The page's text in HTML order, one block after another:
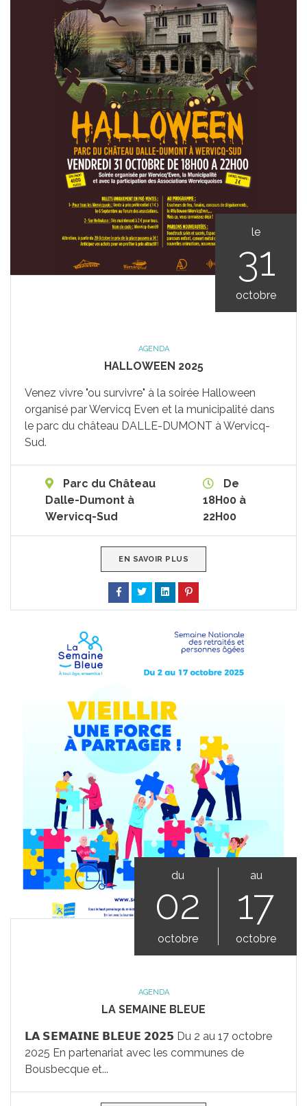
le
31
octobre
AGENDA
HALLOWEEN 2025
Venez vivre "ou survivre" à la soirée Halloween
organisé par Wervicq Even et la municipalité dans
le parc du château DALLE-DUMONT à Wervicq-
Sud.
Parc du Château
Dalle-Dumont à
Wervicq-Sud
De
18H00 à
22H00
EN SAVOIR PLUS
du
02
octobre
au
17
octobre
AGENDA
LA SEMAINE BLEUE
𝗟𝗔 𝗦𝗘𝗠𝗔𝗜𝗡𝗘 𝗕𝗟𝗘𝗨𝗘 𝟮𝟬𝟮𝟱 Du 2 au 17 octobre
2025 En partenariat avec les communes de
Bousbecque et...